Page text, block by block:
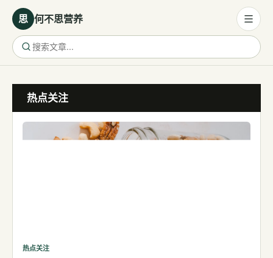
思 何不思营养
营养与饮食
保健食品
运动
热点关注
热点关注